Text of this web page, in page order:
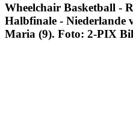
Wheelchair Basketball -
Halbfinale - Niederlande
Maria (9). Foto: 2-PIX